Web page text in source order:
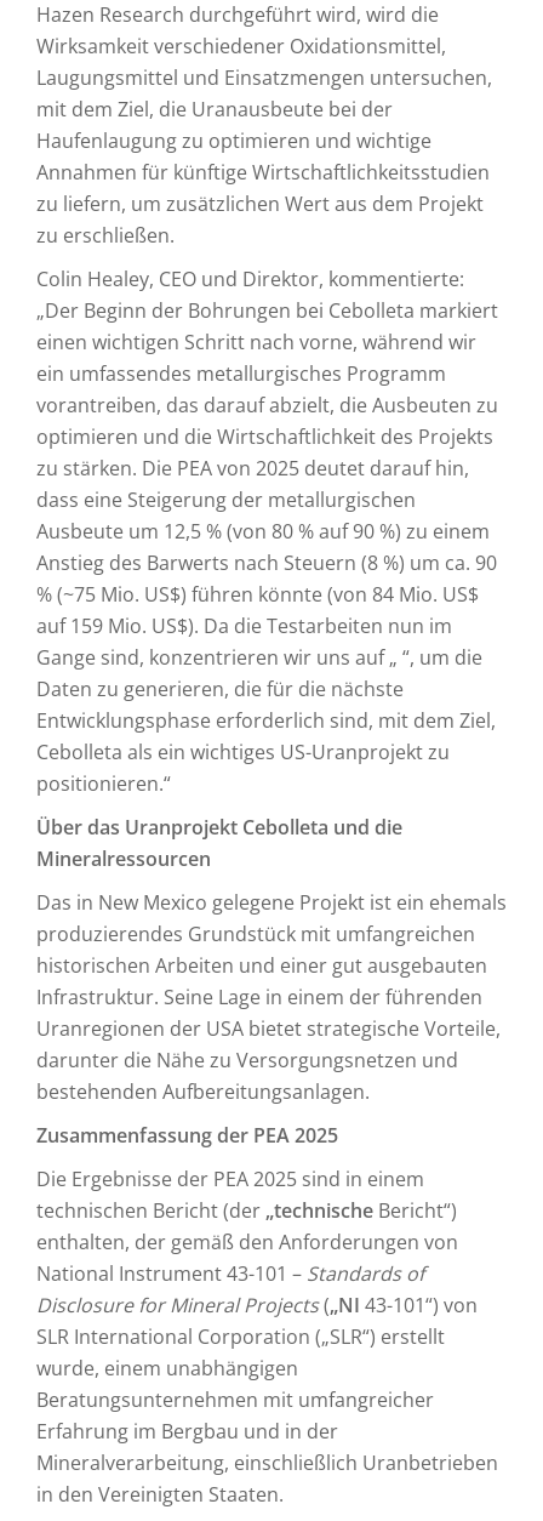
Hazen Research durchgeführt wird, wird die
Wirksamkeit verschiedener Oxidationsmittel,
Laugungsmittel und Einsatzmengen untersuchen,
mit dem Ziel, die Uranausbeute bei der
Haufenlaugung zu optimieren und wichtige
Annahmen für künftige Wirtschaftlichkeitsstudien
zu liefern, um zusätzlichen Wert aus dem Projekt
zu erschließen.
Colin Healey, CEO und Direktor, kommentierte:
„Der Beginn der Bohrungen bei Cebolleta markiert
einen wichtigen Schritt nach vorne, während wir
ein umfassendes metallurgisches Programm
vorantreiben, das darauf abzielt, die Ausbeuten zu
optimieren und die Wirtschaftlichkeit des Projekts
zu stärken. Die PEA von 2025 deutet darauf hin,
dass eine Steigerung der metallurgischen
Ausbeute um 12,5 % (von 80 % auf 90 %) zu einem
Anstieg des Barwerts nach Steuern (8 %) um ca. 90
% (~75 Mio. US$) führen könnte (von 84 Mio. US$
auf 159 Mio. US$). Da die Testarbeiten nun im
Gange sind, konzentrieren wir uns auf „ “, um die
Daten zu generieren, die für die nächste
Entwicklungsphase erforderlich sind, mit dem Ziel,
Cebolleta als ein wichtiges US-Uranprojekt zu
positionieren.“
Über das Uranprojekt Cebolleta und die
Mineralressourcen
Das in New Mexico gelegene Projekt ist ein ehemals
produzierendes Grundstück mit umfangreichen
historischen Arbeiten und einer gut ausgebauten
Infrastruktur. Seine Lage in einem der führenden
Uranregionen der USA bietet strategische Vorteile,
darunter die Nähe zu Versorgungsnetzen und
bestehenden Aufbereitungsanlagen.
Zusammenfassung der PEA 2025
Die Ergebnisse der PEA 2025 sind in einem
technischen Bericht (der „technische Bericht“)
enthalten, der gemäß den Anforderungen von
National Instrument 43-101 – Standards of
Disclosure for Mineral Projects(„NI 43-101“) von
SLR International Corporation („SLR“) erstellt
wurde, einem unabhängigen
Beratungsunternehmen mit umfangreicher
Erfahrung im Bergbau und in der
Mineralverarbeitung, einschließlich Uranbetrieben
in den Vereinigten Staaten.